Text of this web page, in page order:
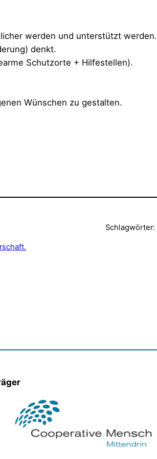
werden und unterstützt werden.
denkt.
Schutzorte + Hilfestellen).
Wünschen zu gestalten.
Schlagwörter: